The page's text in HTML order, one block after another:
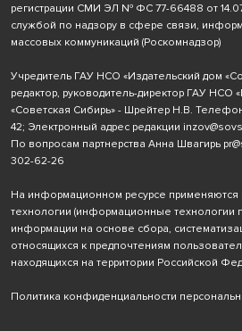
регистрации СМИ ЭЛ № ФС 77-66488 от
службой по надзору в сфере связи,
массовых коммуникаций (Роскомнадзор)
Учредитель ГАУ НСО «Издательский дом
редактор, руководитель-директор ГАУ НСО
«Советская Сибирь» - Шрейтер Н.В.
42; Электронный адрес редакции
По вопросам партнерства Анна Швагирь
302-62-26
На информационном ресурсе применяются
технологии (информационные технологии
информации на основе сбора,
относящихся к предпочтениям
находящихся на территории Российской
Политика конфиденциальности